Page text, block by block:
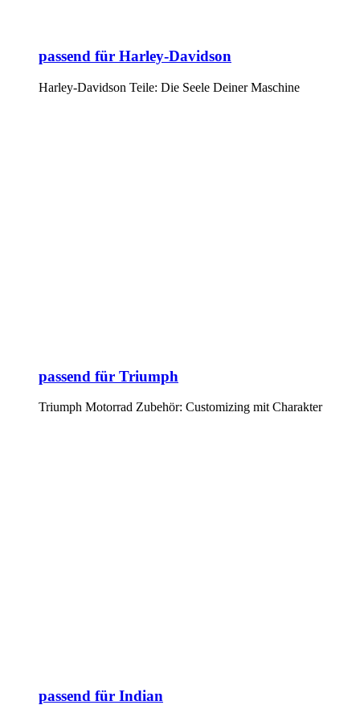
passend für Harley-Davidson
Harley-Davidson Teile: Die Seele Deiner Maschine
passend für Triumph
Triumph Motorrad Zubehör: Customizing mit Charakter
passend für Indian